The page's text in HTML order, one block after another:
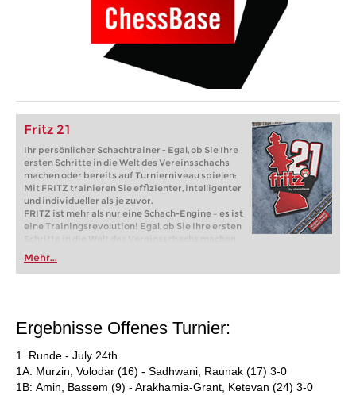
Fritz 21
Ihr persönlicher Schachtrainer - Egal, ob Sie Ihre
ersten Schritte in die Welt des Vereinsschachs
machen oder bereits auf Turnierniveau spielen:
Mit FRITZ trainieren Sie effizienter, intelligenter
und individueller als je zuvor.
FRITZ ist mehr als nur eine Schach-Engine – es ist
eine Trainingsrevolution! Egal, ob Sie Ihre ersten
Schritte in die Welt des Vereinsschachs machen
oder bereits auf Turnierniveau spielen: Mit
FRITZ trainieren Sie effizienter, intelligenter und
individueller als je zuvor.
Mehr...
Ergebnisse Offenes Turnier:
1. Runde - July 24th
1A: Murzin, Volodar (16) - Sadhwani, Raunak (17) 3-0
1B: Amin, Bassem (9) - Arakhamia-Grant, Ketevan (24) 3-0